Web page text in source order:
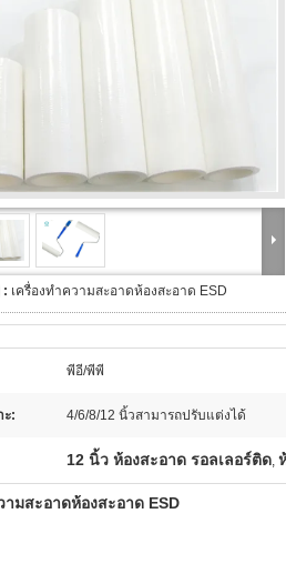
: เครื่องทําความสะอาดห้องสะอาด ESD
พีอี/พีพี
ะ: 4/6/8/12 นิ้วสามารถปรับแต่งได้
12 นิ้ว ห้องสะอาด รอลเลอร์ติด,
ามสะอาดห้องสะอาด ESD